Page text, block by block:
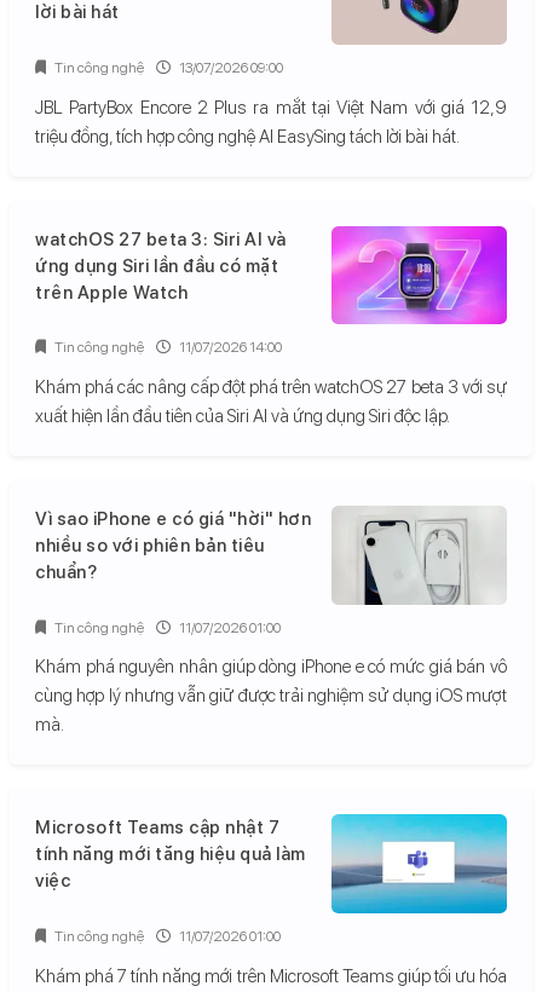
lời bài hát
JBL PartyBox Encore 2 Plus ra mắt tại Việt Nam với giá 12,9
triệu đồng, tích hợp công nghệ AI EasySing tách lời bài hát.
Tin công nghệ 13/07/2026 09:00
watchOS 27 beta 3: Siri AI và
ứng dụng Siri lần đầu có mặt
trên Apple Watch
Khám phá các nâng cấp đột phá trên watchOS 27 beta 3 với sự
xuất hiện lần đầu tiên của Siri AI và ứng dụng Siri độc lập.
Tin công nghệ 11/07/2026 14:00
Vì sao iPhone e có giá "hời" hơn
nhiều so với phiên bản tiêu
chuẩn?
Khám phá nguyên nhân giúp dòng iPhone e có mức giá bán vô
cùng hợp lý nhưng vẫn giữ được trải nghiệm sử dụng iOS mượt
mà.
Tin công nghệ 11/07/2026 01:00
Microsoft Teams cập nhật 7
tính năng mới tăng hiệu quả làm
việc
Khám phá 7 tính năng mới trên Microsoft Teams giúp tối ưu hóa
Tin công nghệ 11/07/2026 01:00